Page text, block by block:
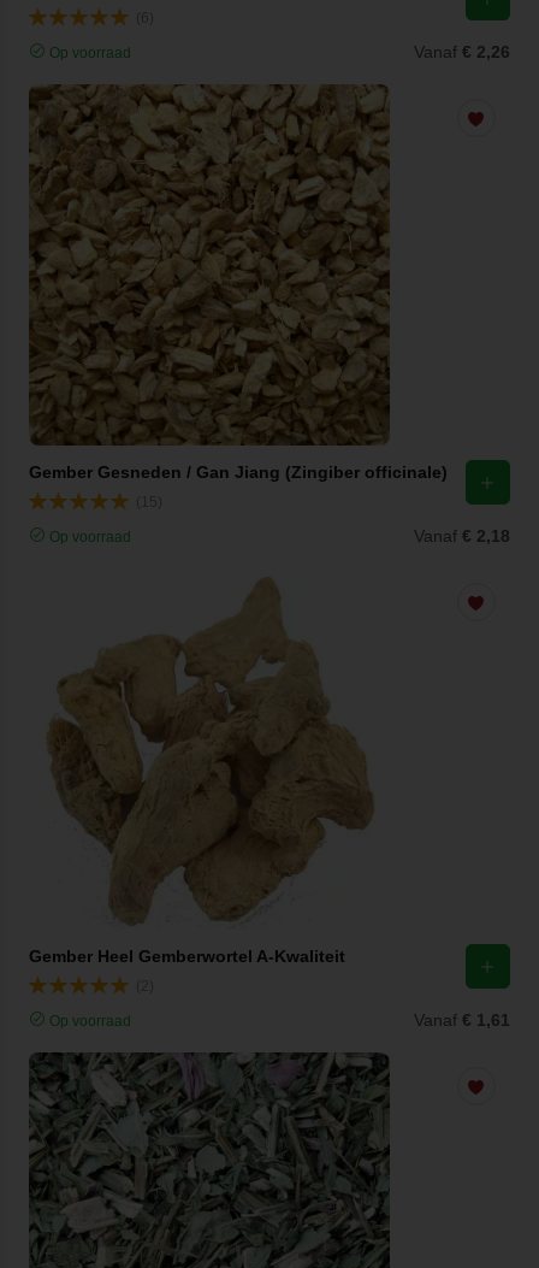
Op voorraad Vanaf € 2,26
Gember Gesneden / Gan Jiang (Zingiber officinale)
Op voorraad Vanaf € 2,18
Gember Heel Gemberwortel A-Kwaliteit
Op voorraad Vanaf € 1,61